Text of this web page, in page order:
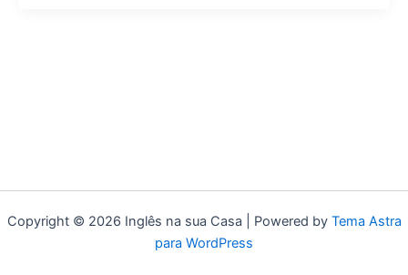
Copyright © 2026 Inglês na sua Casa | Powered by Tema Astra
para WordPress